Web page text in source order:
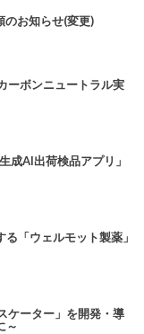
お知らせ(変更)
ーボンニュートラル実
成AI出荷検品アプリ」
「ウェルモット製薬」
ケーター」を開発・導
～